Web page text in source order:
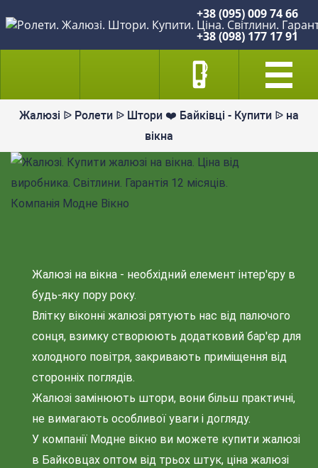
+38 (095) 009 74 66
+38 (098) 177 17 91
Жалюзі ᐉ Ролети ᐉ Штори ❤️ Байківці - Купити ᐉ на
вікна
Жалюзі на вікна - необхідний елемент інтер'єру в
будь-яку пору року.
Влітку віконні жалюзі рятують нас від палючого
сонця, взимку створюють додатковий бар'єр для
холодного повітря, закривають приміщення від
сторонніх поглядів.
Жалюзі замінюють штори, вони більш практичні,
не вимагають особливої уваги і догляду.
У компанії Модне вікно ви можете купити жалюзі
в Байковцах оптом від трьох штук, ціна жалюзі